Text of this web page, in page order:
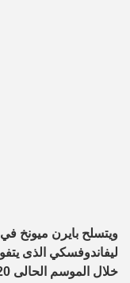
ويتسلح بايرن ميونخ في